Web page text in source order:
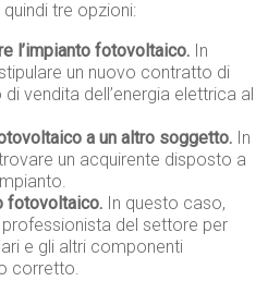
tre opzioni:
l’impianto fotovoltaico. In
un nuovo contratto di
vendita dell’energia elettrica al
a un altro soggetto. In
un acquirente disposto a
fotovoltaico. In questo caso,
del settore per
e gli altri componenti
corretto.